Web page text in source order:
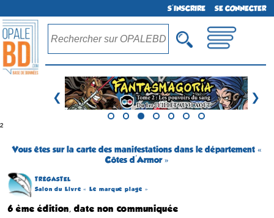
S'INSCRIRE SE CONNECTER
❮ ❯
²
Vous êtes sur la carte des manifestations dans le département «
Côtes d'Armor »
TRÉGASTEL
Salon du Livre « Le marque plage »
6 ème édition, date non communiquée